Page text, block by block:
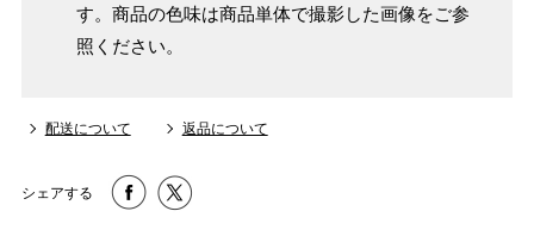
す。商品の色味は商品単体で撮影した画像をご参
照ください。
配送について 返品について
シェアする